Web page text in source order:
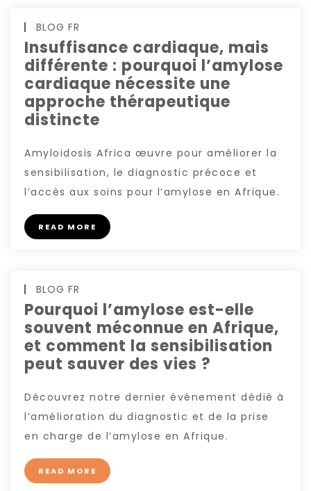
BLOG FR
Insuffisance cardiaque, mais
différente : pourquoi l’amylose
cardiaque nécessite une
approche thérapeutique
distincte
Amyloidosis Africa œuvre pour améliorer la
sensibilisation, le diagnostic précoce et
l’accès aux soins pour l’amylose en Afrique.
READ MORE
BLOG FR
Pourquoi l’amylose est-elle
souvent méconnue en Afrique,
et comment la sensibilisation
peut sauver des vies ?
Découvrez notre dernier événement dédié à
l’amélioration du diagnostic et de la prise
en charge de l’amylose en Afrique.
READ MORE